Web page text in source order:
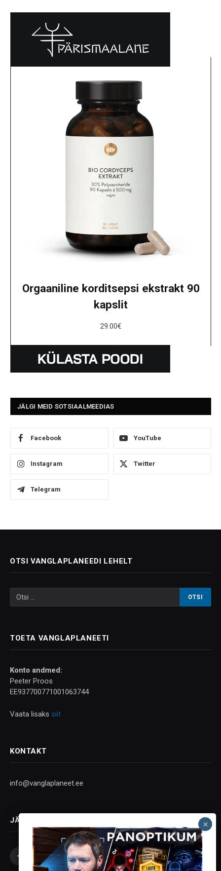
Orgaaniline korditsepsi ekstrakt 90
kapslit
29.00€
JÄLGI MEID SOTSIAALMEEDIAS
Facebook YouTube
Instagram Twitter
Telegram
OTSI VANGLAPLANEEDI LEHELT
TOETA VANGLAPLANEETI
Konto andmed:
Peeter Proos
EE937700771001063744
Vaata lisaks siit
KONTAKT
info@vanglaplaneet.ee
JÄLGI SOTSIAALMEEDIAS
Facebook
X
InstagramYouTubeTelegram